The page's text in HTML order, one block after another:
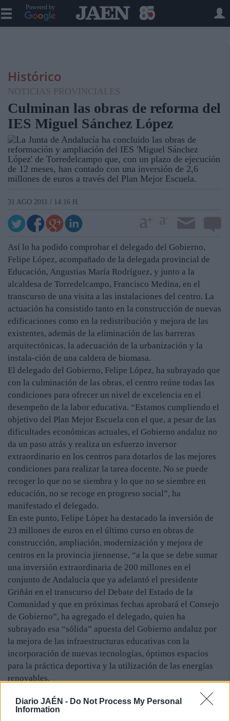
Diario JAÉN - Do Not Process My Personal
Information
Powered by
Histórico
NOTICIAS PROVINCIALES
Culminan las obras de reforma del
IES Miguel Sánchez López
La Junta de Andalucía ha concluido las obras de
reformación y ampliación del IES 'Miguel Sánchez
López' de Torredelcampo que, con un plazo de ejecución
de 12 meses, han contado con una inversión de 2,6
millones de euros a través del Plan Mejor Escuela.
31 AGO 2011 / 14:16 H.
Así lo ha podido comprobar el delegado del Gobierno,
Felipe López, acompañado de la delegada provincial de
Educación, Angustias María Rodríguez, y junto a la
alcaldesa de Torredelcampo, Francisco Medina, en el
transcurso de una visita a las instalaciones del centro. La
actuación ha consistido tanto en la construcción de nuevas
edificaciones como en la redistribución y mejora de las
existentes, además de la eliminación de las barreras
arquitectónicas, la adecuación de la urbanización y la
instala-ción de una caldera de biomasa.
El delegado del Gobierno, Felipe López, ha subrayado que
con la culminación de las obras, el centro reúne todas las
condiciones para ofrecer un nivel de excelencia en el
desempeño de la labor educativa. “Estamos cumpliendo el
objetivo del Plan Mejor Escuela con el que, a pesar de las
dificultades económicas actuales, el Gobierno andaluz no
da un paso atrás y realiza un esfuerzo inversor
extraordinario en los centros para dotarlos de las mejores
condiciones para realizar la tarea docente. No se puede
recoger lo que no se siembra y lo que no se siembre en
educación, no se recoge en progreso social”, ha
manifestado el delegado.
En este punto, Felipe López ha destacado la inversión de
23 millones de euros en el último curso en obras de
construcción, ampliación, modernización y mejora de
centros en la provincia jiennense, “a la que se debe sumar
una inversión extraordinaria de 200 millones en el
conjunto de Andalucía que ya adelantó el presidente
Griñán en el transcurso del Debate del Estado de la
Comunidad y que en próximas fechas aprobará el Consejo
de Gobierno”, ha agregado el delegado, quien ha
subrayado esa “sólida” apuesta del Gobierno andaluz por
la mejora de las infraestructuras educativas con la
incorporación de nuevas tecnologías, óptimos espacios
para la práctica deportiva y la utilización de las energías
renovables.
La intervención en el IES “Miguel Sánchez López” ha
contemplado la construcción de un nuevo edificio, que
alberga aulas y aseos. El gimnasio existente cambiará de